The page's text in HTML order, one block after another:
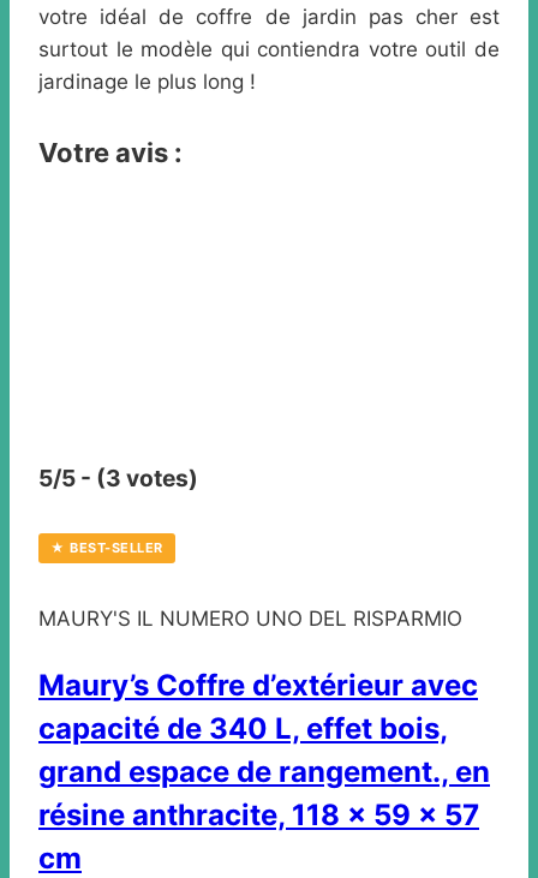
votre idéal de coffre de jardin pas cher est
surtout le modèle qui contiendra votre outil de
jardinage le plus long !
Votre avis :
5/5 - (3 votes)
★ BEST-SELLER
MAURY'S IL NUMERO UNO DEL RISPARMIO
Maury’s Coffre d’extérieur avec
capacité de 340 L, effet bois,
grand espace de rangement., en
résine anthracite, 118 x 59 x 57
cm